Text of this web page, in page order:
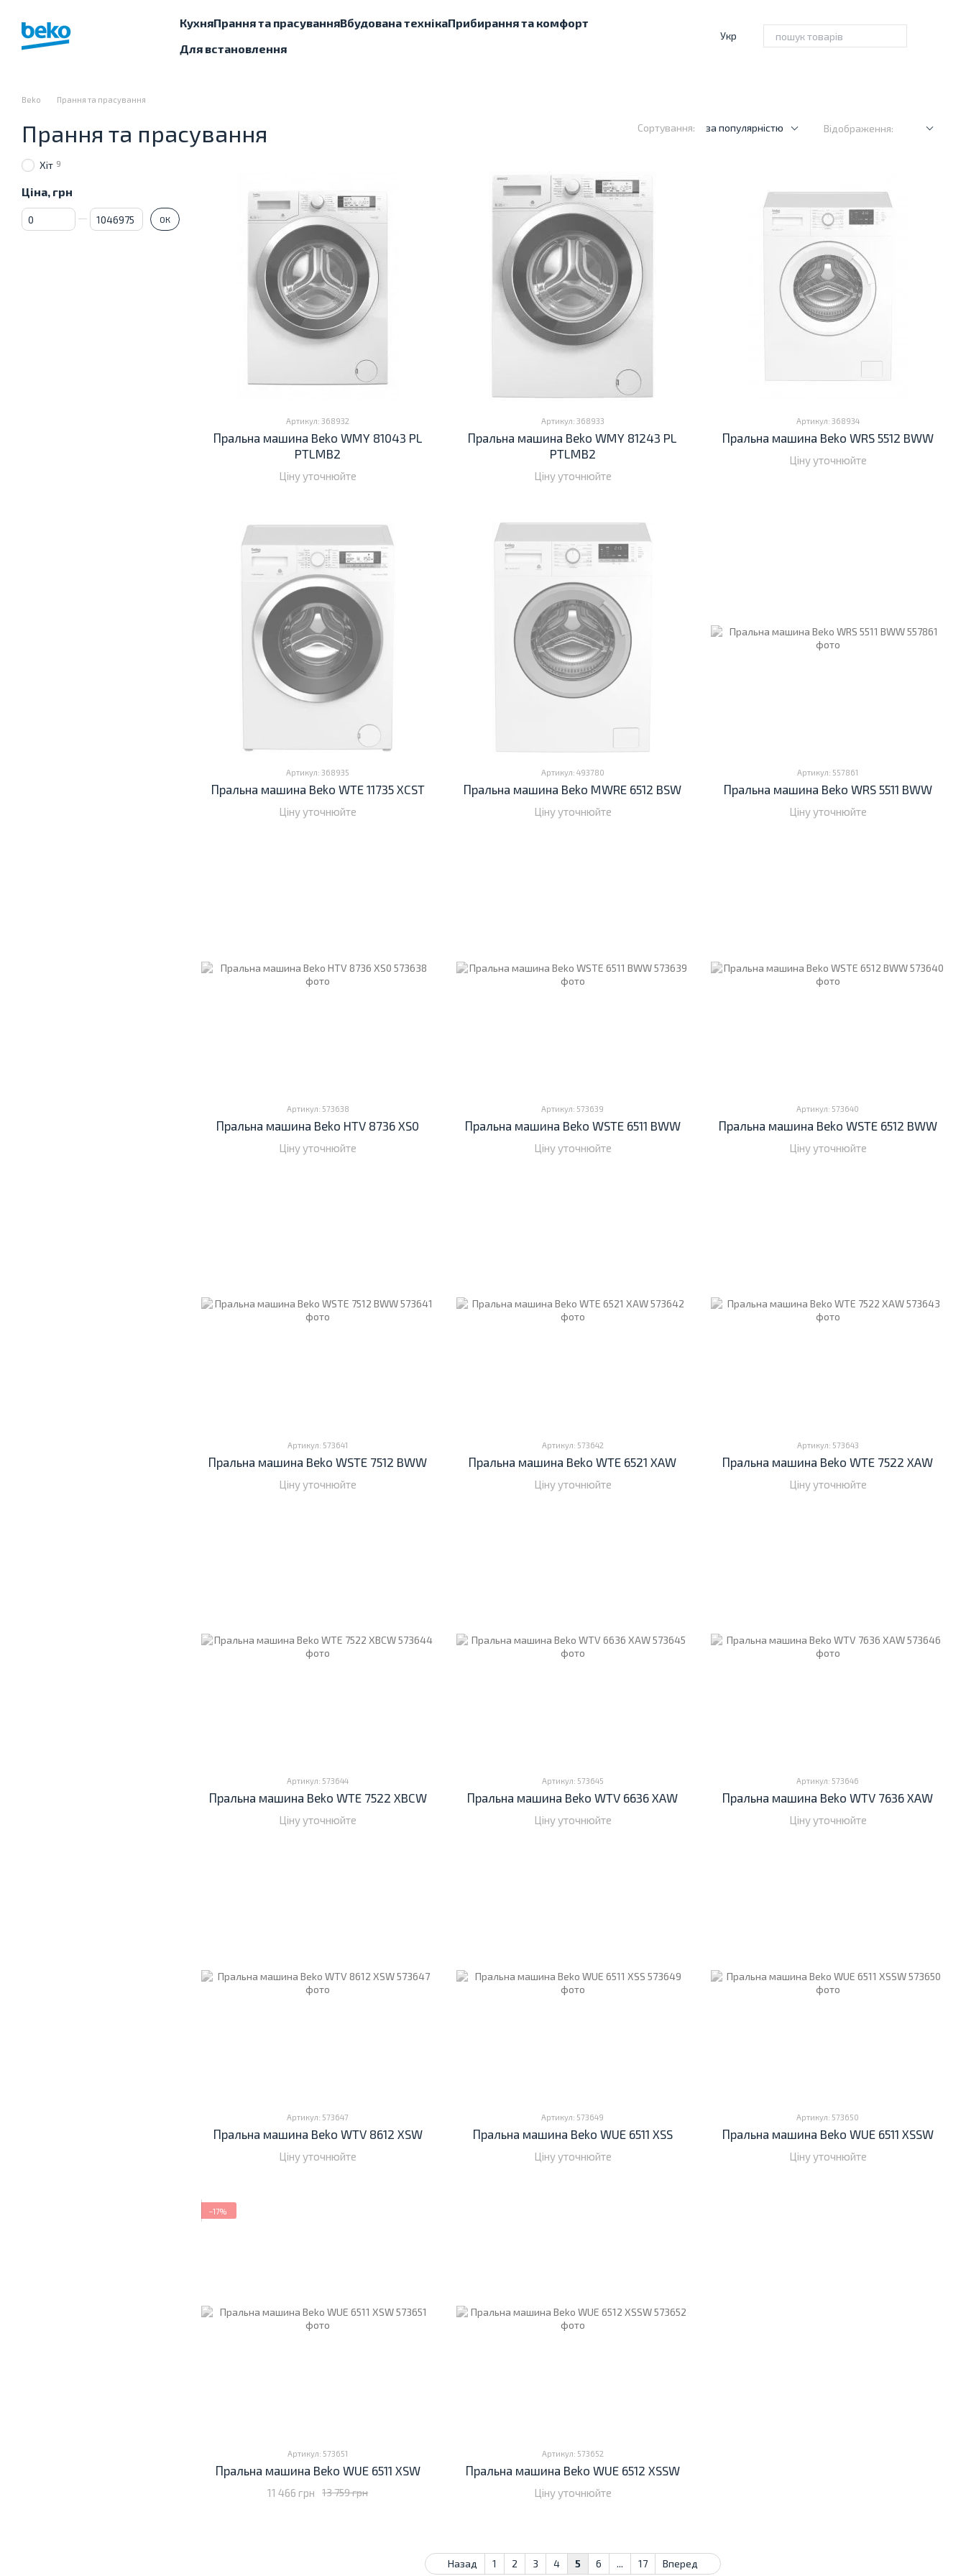
КухняПрання та прасуванняВбудована технікаПрибирання та комфорт
Для встановлення
Укр
Beko Прання та прасування
Прання та прасування Сортування: за популярністю Відображення:
Артикул: 368932
Пральна машина Beko WMY 81043 PL
PTLMB2
Ціну уточнюйте
Артикул: 368933
Пральна машина Beko WMY 81243 PL
PTLMB2
Ціну уточнюйте
Артикул: 368934
Пральна машина Beko WRS 5512 BWW
Ціну уточнюйте
Артикул: 368935
Пральна машина Beko WTE 11735 XCST
Ціну уточнюйте
Артикул: 493780
Пральна машина Beko MWRE 6512 BSW
Ціну уточнюйте
Артикул: 557861
Пральна машина Beko WRS 5511 BWW
Ціну уточнюйте
Артикул: 573638
Пральна машина Beko HTV 8736 XS0
Ціну уточнюйте
Артикул: 573639
Пральна машина Beko WSTE 6511 BWW
Ціну уточнюйте
Артикул: 573640
Пральна машина Beko WSTE 6512 BWW
Ціну уточнюйте
Артикул: 573641
Пральна машина Beko WSTE 7512 BWW
Ціну уточнюйте
Артикул: 573642
Пральна машина Beko WTE 6521 XAW
Ціну уточнюйте
Артикул: 573643
Пральна машина Beko WTE 7522 XAW
Ціну уточнюйте
Артикул: 573644
Пральна машина Beko WTE 7522 XBCW
Ціну уточнюйте
Артикул: 573645
Пральна машина Beko WTV 6636 XAW
Ціну уточнюйте
Артикул: 573646
Пральна машина Beko WTV 7636 XAW
Ціну уточнюйте
Артикул: 573647
Пральна машина Beko WTV 8612 XSW
Ціну уточнюйте
Артикул: 573649
Пральна машина Beko WUE 6511 XSS
Ціну уточнюйте
Артикул: 573650
Пральна машина Beko WUE 6511 XSSW
Ціну уточнюйте
−17%
Артикул: 573651
Пральна машина Beko WUE 6511 XSW
13 759 грн
11 466 грн
Артикул: 573652
Пральна машина Beko WUE 6512 XSSW
Ціну уточнюйте
Назад 1 2 3 4 5 6 ... 17 Вперед
Хіт 9
Ціна, грн
Від Ціна, грн
До Ціна, грн ОК